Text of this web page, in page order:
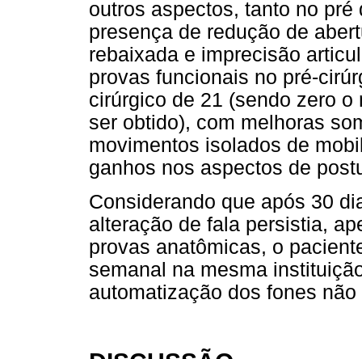
outros aspectos, tanto no
presença de redução de
rebaixada e imprecisão
provas funcionais no pré-
cirúrgico de 21 (sendo zero
ser obtido), com melhoras
movimentos isolados de
ganhos nos aspectos de
Considerando que após 30
alteração de fala persistia,
provas anatômicas, o
semanal na mesma
automatização dos fones